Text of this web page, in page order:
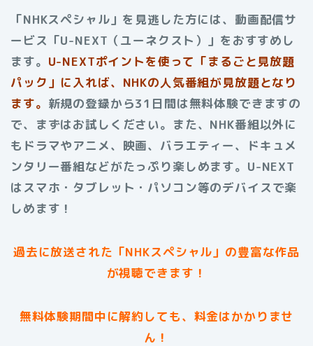
「NHKスペシャル」を見逃した方には、動画配信サ
ービス「U-NEXT（ユーネクスト）」をおすすめし
ます。 U-NEXTポイントを使って「まるごと見放題
パック」に入れば、NHKの人気番組が見放題となり
ます。 新規の登録から31日間は無料体験できますの
で、まずはお試しください。また、NHK番組以外に
もドラマやアニメ、映画、バラエティー、ドキュメ
ンタリー番組などがたっぷり楽しめます。 U-NEXT
はスマホ・タブレット・パソコン等のデバイスで楽
しめます！
過去に放送された 「NHKスペシャル」 の豊富な作品
が視聴できます！
無料体験期間中に解約しても、料金はかかりませ
ん！